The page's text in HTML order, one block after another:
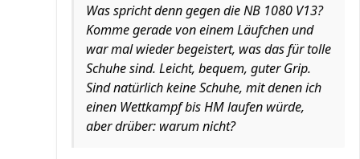
Was spricht denn gegen die NB 1080 V13?
Komme gerade von einem Läufchen und
war mal wieder begeistert, was das für tolle
Schuhe sind. Leicht, bequem, guter Grip.
Sind natürlich keine Schuhe, mit denen ich
einen Wettkampf bis HM laufen würde,
aber drüber: warum nicht?